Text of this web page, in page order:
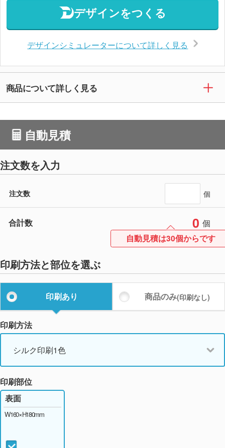
デザインをつくる
デザインシミュレーターについて詳しく見る
商品について詳しく見る
自動見積
注文数を入力
注文数 個
合計数 0 個
自動見積は30個からです
印刷方法と部位を選ぶ
印刷あり 商品のみ(印刷なし)
印刷方法
シルク印刷1色
印刷部位
表面
W160×H180mm